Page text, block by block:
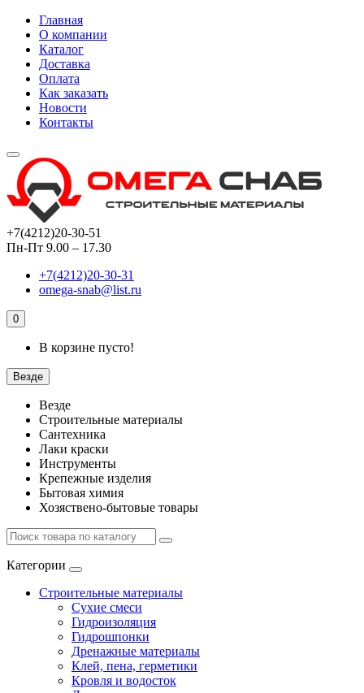
Главная
О компании
Каталог
Доставка
Оплата
Как заказать
Новости
Контакты
+7(4212)20-30-51
Пн-Пт 9.00 – 17.30
+7(4212)20-30-31
omega-snab@list.ru
0
В корзине пусто!
Везде
Везде
Строительные материалы
Сантехника
Лаки краски
Инструменты
Крепежные изделия
Бытовая химия
Хозяствено-бытовые товары
Категории
Строительные материалы
Сухие смеси
Гидроизоляция
Гидрошпонки
Дренажные материалы
Клей, пена, герметики
Кровля и водосток